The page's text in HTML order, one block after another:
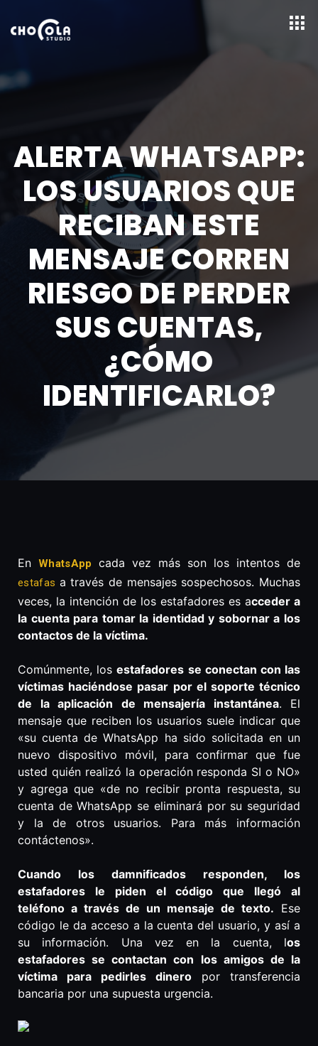
ALERTA WHATSAPP:
LOS USUARIOS QUE
RECIBAN ESTE
MENSAJE CORREN
RIESGO DE PERDER
SUS CUENTAS,
¿CÓMO
IDENTIFICARLO?
EnWhatsApp cada vez más son los intentos de
estafas a través de mensajes sospechosos. Muchas
veces, la intención de los estafadores es acceder a
la cuenta para tomar la identidad y sobornar a los
contactos de la víctima.
Comúnmente, losestafadores se conectan con las
víctimas haciéndose pasar por el soporte técnico
de la aplicación de mensajería instantánea. El
mensaje que reciben los usuarios suele indicar que
«su cuenta de WhatsApp ha sido solicitada en un
nuevo dispositivo móvil, para confirmar que fue
usted quién realizó la operación responda SI o NO»
y agrega que «de no recibir pronta respuesta, su
cuenta de WhatsApp se eliminará por su seguridad
y la de otros usuarios. Para más información
contáctenos».
Cuando los damnificados responden, los
estafadores le piden el código que llegó al
teléfono a través de un mensaje de texto. Ese
código le da acceso a la cuenta del usuario, y así a
su información. Una vez en la cuenta, los
estafadores se contactan con los amigos de la
víctima para pedirles dinero por transferencia
bancaria por una supuesta urgencia.